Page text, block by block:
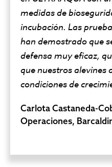
medidas de
incubación. Las
han demostrado que
defensa muy eficaz,
que nuestros alevines
condiciones de
Carlota Castaneda-
Operaciones,